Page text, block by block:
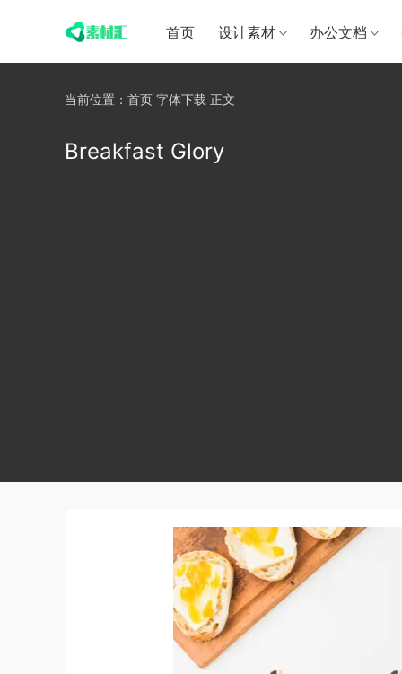
首页 设计素材 办公文档
当前位置： 首页 字体下载 正文
Breakfast Glory